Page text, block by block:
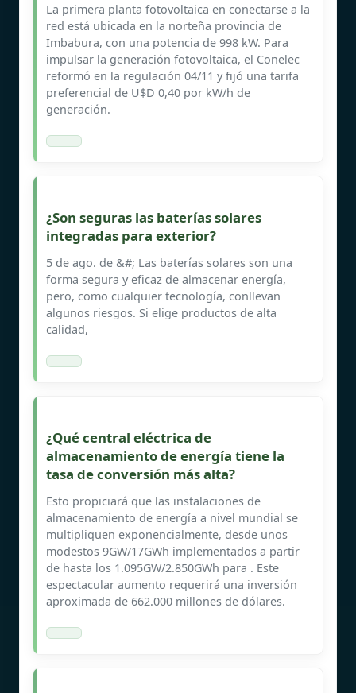
La primera planta fotovoltaica en conectarse a la
red está ubicada en la norteña provincia de
Imbabura, con una potencia de 998 kW. Para
impulsar la generación fotovoltaica, el Conelec
reformó en la regulación 04/11 y fijó una tarifa
preferencial de U$D 0,40 por kW/h de
generación.
¿Son seguras las baterías solares
integradas para exterior?
5 de ago. de &#; Las baterías solares son una
forma segura y eficaz de almacenar energía,
pero, como cualquier tecnología, conllevan
algunos riesgos. Si elige productos de alta
calidad,
¿Qué central eléctrica de
almacenamiento de energía tiene la
tasa de conversión más alta?
Esto propiciará que las instalaciones de
almacenamiento de energía a nivel mundial se
multipliquen exponencialmente, desde unos
modestos 9GW/17GWh implementados a partir
de hasta los 1.095GW/2.850GWh para . Este
espectacular aumento requerirá una inversión
aproximada de 662.000 millones de dólares.